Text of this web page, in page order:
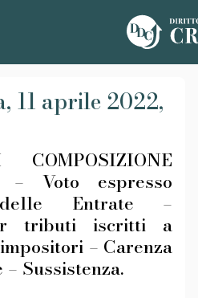
11 aprile 2022,
– Voto espresso
delle Entrate –
tributi iscritti a
– Carenza
Sussistenza.